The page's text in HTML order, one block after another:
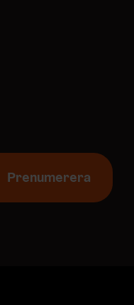
Prenumerera